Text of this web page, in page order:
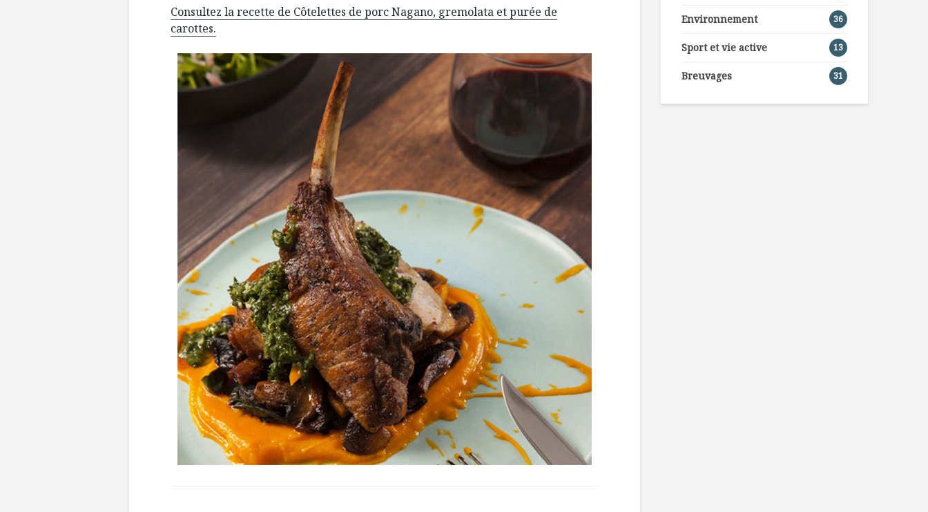
Consultez la recette de Côtelettes de porc Nagano, gremolata et purée de
carottes.
Environnement 36
Sport et vie active 13
Breuvages 31